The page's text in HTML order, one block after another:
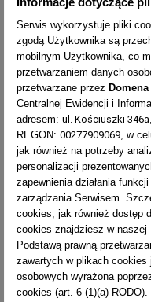
R - Liczba stopni/szczebli
2x2 2x3 2x4
X - Maksymalny zasięg
2,3 2,5 2,7 2,9
JAK
JAK
TYP
LICZBA
STOPNI
PRACY
TYP
Serwis wykorzystuje pliki
zgodą Użytkownika są
mobilnym Użytkownika, co
przetwarzaniem danych
przetwarzane przez
Centralnej Ewidencji i
adresem: ul. Kościuszki 346a,
REGON: 00277909069, w
jak również na potrzeby
personalizacji
zapewnienia działania
zarządzania Serwisem.
cookies, jak również dostęp
cookies znajdziesz w naszej
Podstawą prawną
zawartych w plikach
osobowych wyrażona
cookies (art. 6 (1)(a) RODO).